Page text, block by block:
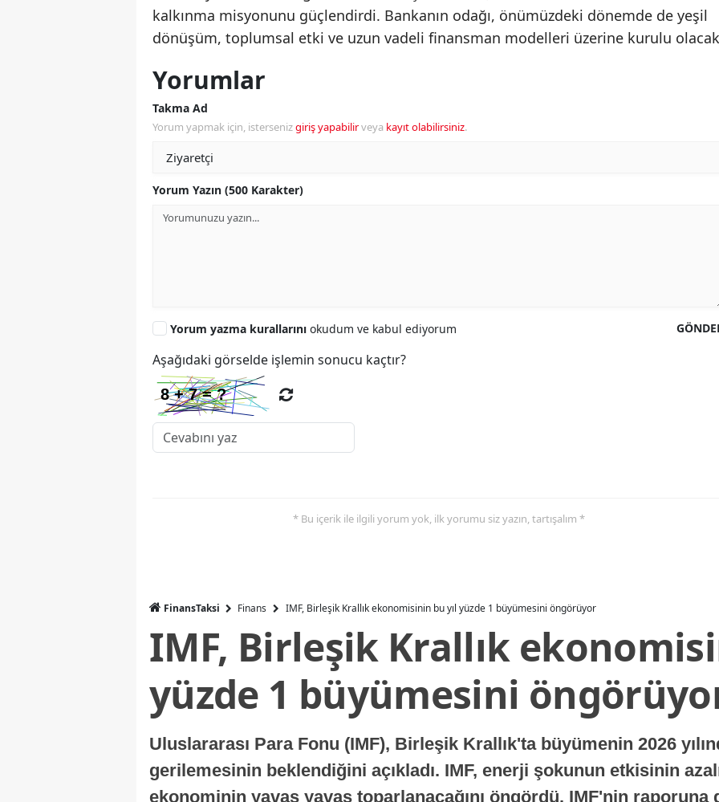
kalkınma misyonunu güçlendirdi. Bankanın odağı, önümüzdeki dönemde de yeşil
dönüşüm, toplumsal etki ve uzun vadeli finansman modelleri üzerine kurulu
Yorumlar
Takma Ad
Yorum yapmak için, istersenizgiriş yapabilirveya kayıt olabilirsiniz.
Yorum Yazın (500 Karakter)
Yorum yazma kurallarını okudum ve kabul ediyorum
Aşağıdaki görselde işlemin sonucu kaçtır?
* Bu içerik ile ilgili yorum yok, ilk yorumu siz yazın, tartışalım *
FinansTaksi Finans IMF, Birleşik Krallık ekonomisinin bu yıl yüzde 1 büyümesini öngörüyor
IMF, Birleşik Krallık
yüzde 1 büyümesini
Uluslararası Para Fonu (IMF), Birleşik Krallık'ta büyümenin 2026
gerilemesinin beklendiğini açıkladı. IMF, enerji şokunun etkisinin
ekonominin yavaş yavaş toparlanacağını öngördü. IMF'nin raporuna